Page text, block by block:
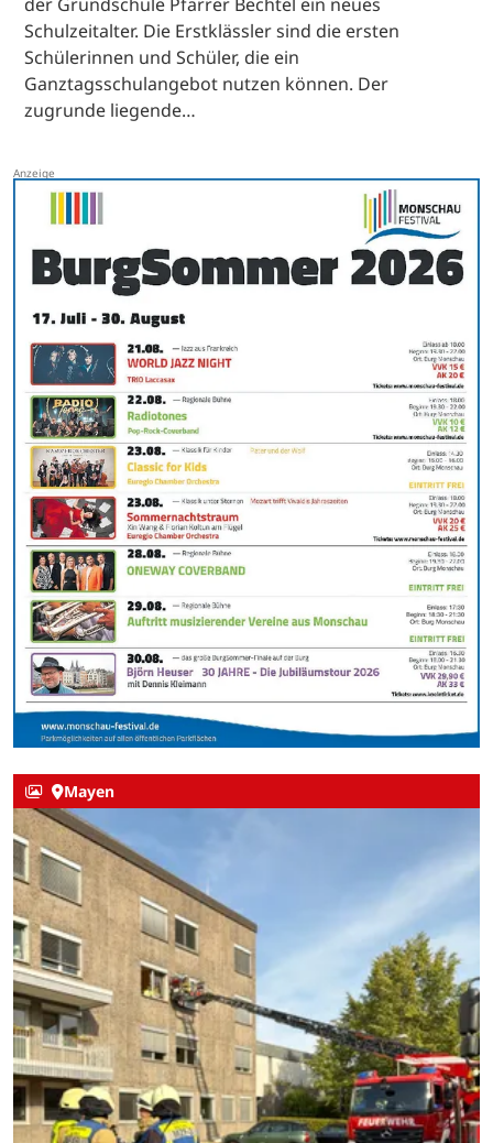
Schulzeitalter. Die Erstklässler sind die ersten
Schülerinnen und Schüler, die ein
Ganztagsschulangebot nutzen können. Der
zugrunde liegende…
Mayen